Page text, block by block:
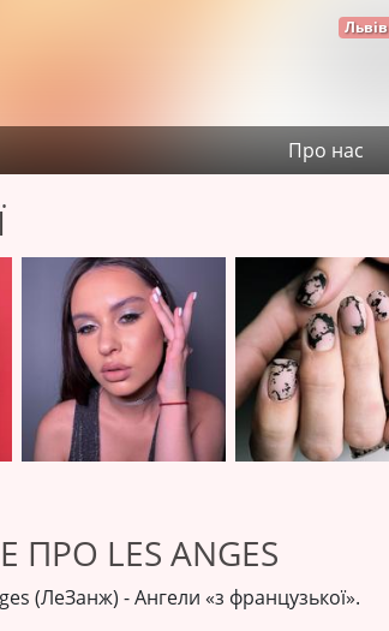
Львів
Про нас
LES ANGES
(ЛеЗанж) - Ангели «з французької».